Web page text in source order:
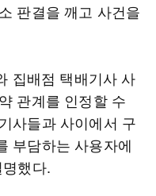
판결을 깨고 사건을
집배점 택배기사 사
관계를 인정할 수
사들과 사이에서 구
부담하는 사용자에
했다.